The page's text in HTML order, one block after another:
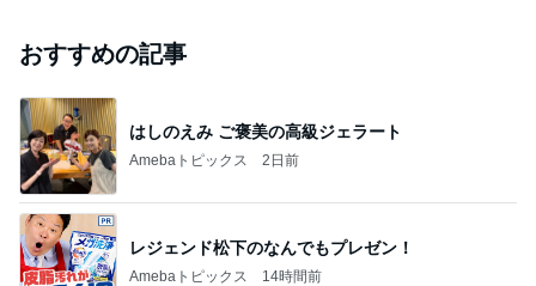
おすすめの記事
はしのえみ ご褒美の高級ジェラート
Amebaトピックス 2日前
レジェンド松下のなんでもプレゼン！
Amebaトピックス 14時間前